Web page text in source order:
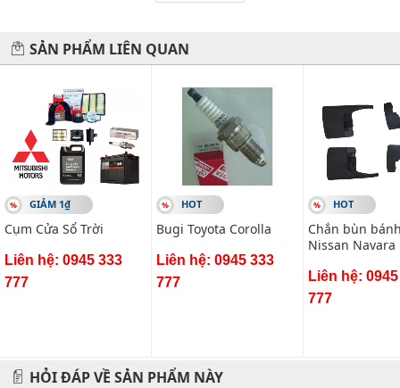
SẢN PHẨM LIÊN QUAN
GIẢM 1₫
Cụm Cửa Sổ Trời
Liên hệ: 0945 333
777
HOT
Bugi Toyota Corolla
Liên hệ: 0945 333
777
HOT
Chắn bùn
Nissan Navara
Liên hệ:
777
HỎI ĐÁP VỀ SẢN PHẨM NÀY